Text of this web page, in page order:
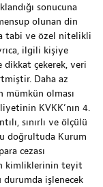
sonucuna
olunan din
tabi ve özel nitelikli
ilgili kişiye
çekerek, veri
Daha az
olması
KVKK’nın 4.
sınırlı ve ölçülü
doğrultuda Kurum
cezası
kimliklerinin teyit
işlenecek